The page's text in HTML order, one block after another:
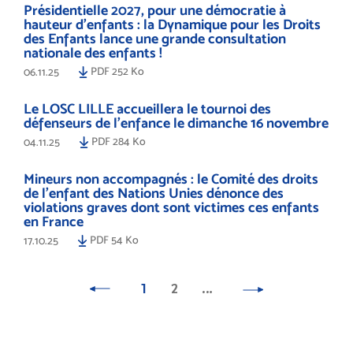
Présidentielle 2027, pour une démocratie à
hauteur d’enfants : la Dynamique pour les Droits
des Enfants lance une grande consultation
nationale des enfants !
06.11.25 PDF 252 Ko
Le LOSC LILLE accueillera le tournoi des
défenseurs de l'enfance le dimanche 16 novembre
04.11.25 PDF 284 Ko
Mineurs non accompagnés : le Comité des droits
de l’enfant des Nations Unies dénonce des
violations graves dont sont victimes ces enfants
en France
17.10.25 PDF 54 Ko
1 2 …